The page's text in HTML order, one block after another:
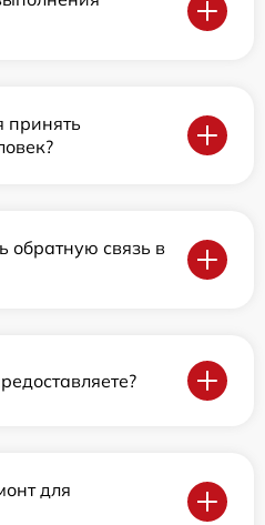
принять
обратную связь в
для